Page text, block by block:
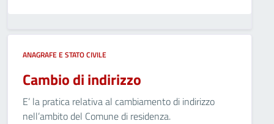
ANAGRAFE E STATO CIVILE
Cambio di indirizzo
E’ la pratica relativa al cambiamento di indirizzo
nell’ambito del Comune di residenza.